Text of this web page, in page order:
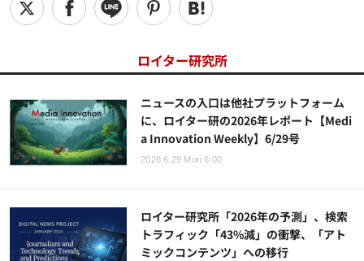
ロイター研究所
ニュースの入口は他社プラットフォーム
に、ロイター研の2026年レポート【Medi
a Innovation Weekly】6/29号
2026.6.29 Mon 6:00
ロイター研究所「2026年の予測」、検索
トラフィック「43%減」の衝撃、「アト
ミックコンテンツ」への移行